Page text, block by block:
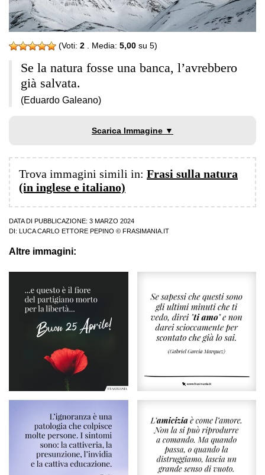
(Voti: 2 . Media: 5,00 su 5)
Se la natura fosse una banca, l’avrebbero
già salvata.
(Eduardo Galeano)
Scarica Immagine ▼
Trova immagini simili in: Frasi sulla natura
(in inglese e italiano)
DATA DI PUBBLICAZIONE: 3 MARZO 2024
DI:
LUCA CARLO ETTORE PEPINO © FRASIMANIA.IT
Altre immagini: